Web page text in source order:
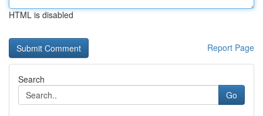
HTML is disabled
Report Page
Search
Go